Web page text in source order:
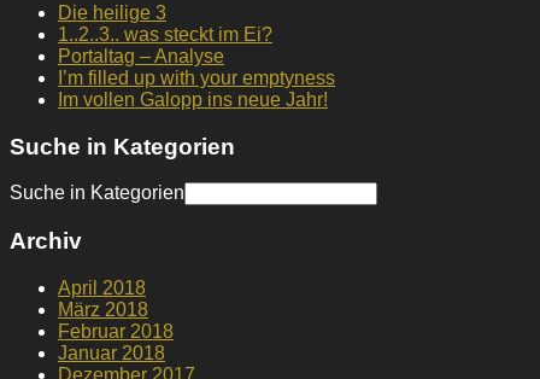
Die heilige 3
1..2..3.. was steckt im Ei?
Portaltag – Analyse
I’m filled up with your emptyness
Im vollen Galopp ins neue Jahr!
Suche in Kategorien
Suche in Kategorien
Archiv
April 2018
März 2018
Februar 2018
Januar 2018
Dezember 2017